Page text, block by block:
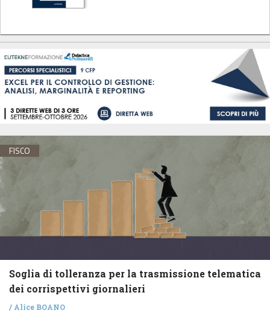
FISCO
Soglia di tolleranza per la trasmissione telematica
dei corrispettivi giornalieri
/ Alice BOANO